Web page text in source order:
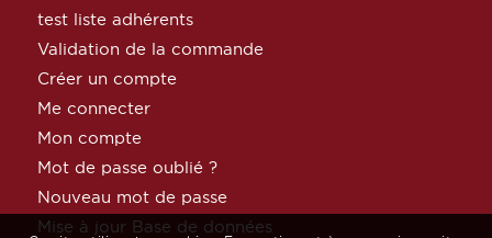
test liste adhérents
Validation de la commande
Créer un compte
Me connecter
Mon compte
Mot de passe oublié ?
Nouveau mot de passe
Mise à jour Base de données